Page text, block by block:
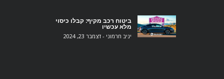
‎ביטוח רכב מקיף: קבלו כיסוי
מלא עכשיו‎
יניב חרמוני דצמבר 23, 2024